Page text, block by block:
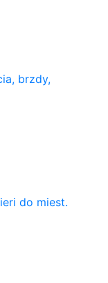
brzdy,
do miest.